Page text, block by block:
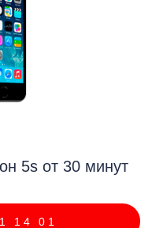
5s от 30 минут
14 01